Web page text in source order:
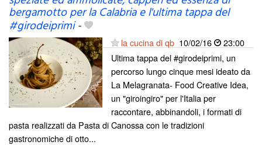
bergamotto per la Calabria e l'ultima tappa del
#girodeiprimi-
la cucina di qb 10/02/16
23:00
Ultima tappa del #girodeiprimi, un
percorso lungo cinque mesi ideato da
La Melagranata- Food Creative Idea,
un "giroingiro" per l'Italia per
raccontare, abbinandoli, i formati di
pasta realizzati da Pasta di Canossa con le tradizioni
gastronomiche di otto...